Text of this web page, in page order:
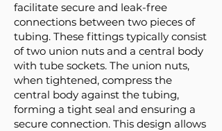
facilitate secure and leak-free
connections between two pieces of
tubing. These fittings typically consist
of two union nuts and a central body
with tube sockets. The union nuts,
when tightened, compress the
central body against the tubing,
forming a tight seal and ensuring a
secure connection. This design allows